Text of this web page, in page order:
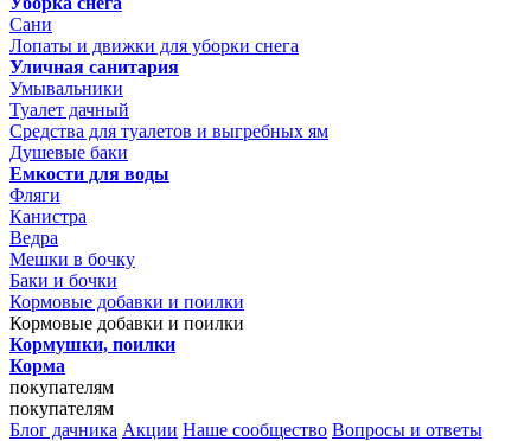
Сани
Лопаты и движки для уборки снега
Уличная санитария
Умывальники
Туалет дачный
Средства для туалетов и выгребных ям
Душевые баки
Емкости для воды
Фляги
Канистра
Ведра
Мешки в бочку
Баки и бочки
Кормовые добавки и поилки
Кормовые добавки и поилки
Кормушки, поилки
Корма
покупателям
покупателям
Блог дачника Акции Наше сообщество Вопросы и ответы